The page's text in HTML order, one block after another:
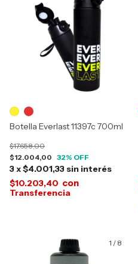
Botella Everlast 11397c 700ml
$12.004,00
$17.658,00
32% OFF
3x$4.001,33 sin interés
$10.203,40 con
1 / 8